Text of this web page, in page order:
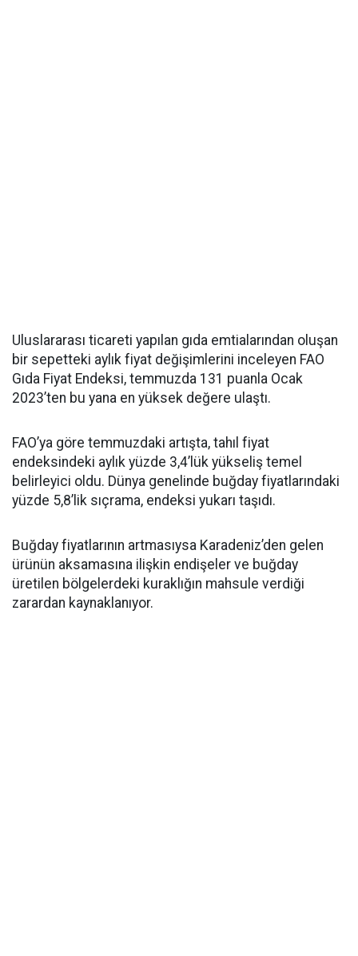
Uluslararası ticareti yapılan gıda emtialarından oluşan
bir sepetteki aylık fiyat değişimlerini inceleyen FAO
Gıda Fiyat Endeksi, temmuzda 131 puanla Ocak
2023’ten bu yana en yüksek değere ulaştı.
FAO’ya göre temmuzdaki artışta, tahıl fiyat
endeksindeki aylık yüzde 3,4’lük yükseliş temel
belirleyici oldu. Dünya genelinde buğday fiyatlarındaki
yüzde 5,8’lik sıçrama, endeksi yukarı taşıdı.
Buğday fiyatlarının artmasıysa Karadeniz’den gelen
ürünün aksamasına ilişkin endişeler ve buğday
üretilen bölgelerdeki kuraklığın mahsule verdiği
zarardan kaynaklanıyor.